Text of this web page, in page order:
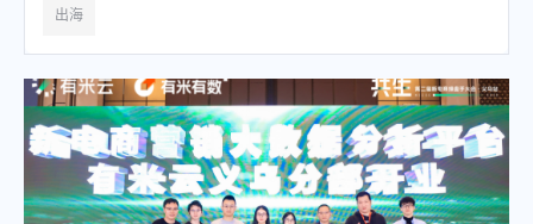
出海